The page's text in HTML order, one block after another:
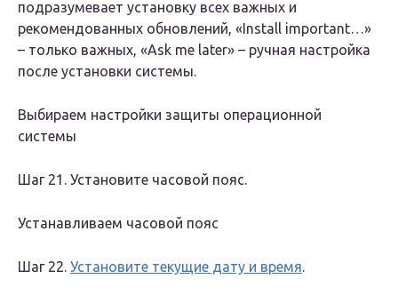
подразумевает установку всех важных и
рекомендованных обновлений, «Install important…»
– только важных, «Ask me later» – ручная настройка
после установки системы.
Выбираем настройки защиты операционной
системы
Шаг 21. Установите часовой пояс.
Устанавливаем часовой пояс
Шаг 22. Установите текущие дату и время.